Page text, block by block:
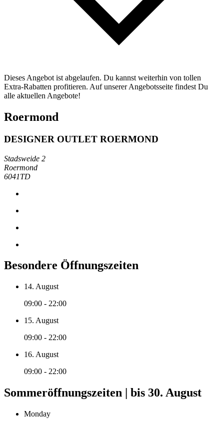
Dieses Angebot ist abgelaufen. Du kannst weiterhin von tollen
Extra-Rabatten profitieren. Auf unserer Angebotsseite findest Du
alle aktuellen Angebote!
Roermond
DESIGNER OUTLET ROERMOND
Stadsweide 2
Roermond
6041TD
Besondere Öffnungszeiten
14. August
09:00 - 22:00
15. August
09:00 - 22:00
16. August
09:00 - 22:00
Sommeröffnungszeiten | bis 30. August
Monday